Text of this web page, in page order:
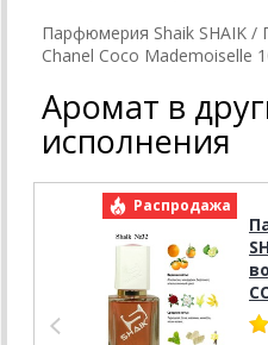
Парфюмерия Shaik SHAIK
Chanel Coco Mademoiselle
Аромат в
исполнения
Распродажа